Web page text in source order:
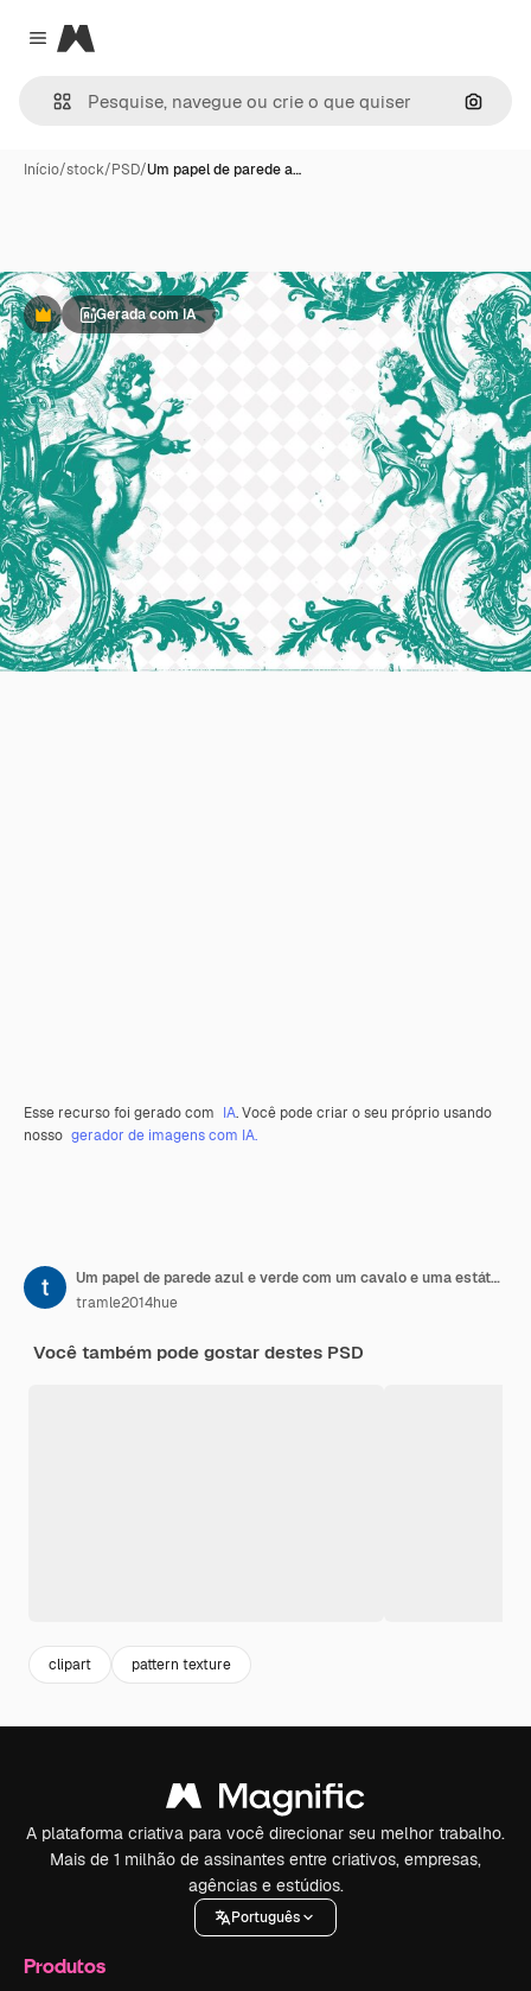
Close menu
Magnific
Início/stock/PSD/Um papel de parede a…
PremiumGerada com IA
Esse recurso foi gerado com IA. Você pode criar o seu próprio usando
nosso gerador de imagens com IA.
Um papel de parede azul e verde com um cavalo e uma estátua de um homem
tramle2014hue
Você também pode gostar destes PSD
clipart pattern texture
A plataforma criativa para você direcionar seu melhor trabalho.
Mais de 1 milhão de assinantes entre criativos, empresas,
agências e estúdios.
Português
Produtos